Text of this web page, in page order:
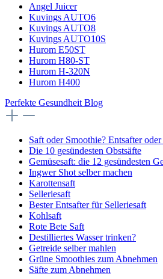
Angel Juicer
Kuvings AUTO6
Kuvings AUTO8
Kuvings AUTO10S
Hurom E50ST
Hurom H80-ST
Hurom H-320N
Hurom H400
Perfekte Gesundheit Blog
Saft oder Smoothie? Entsafter
Die 10 gesündesten Obstsäfte
Gemüsesaft: die 12 gesündesten
Ingwer Shot selber machen
Karottensaft
Selleriesaft
Bester Entsafter für Selleriesaft
Kohlsaft
Rote Bete Saft
Destilliertes Wasser trinken?
Getreide selber mahlen
Grüne Smoothies zum Abnehmen
Säfte zum Abnehmen